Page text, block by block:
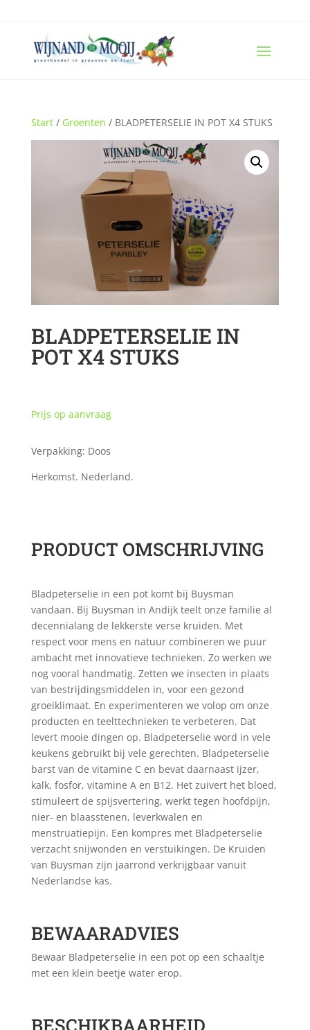
Start/ Groenten / BLADPETERSELIE IN POT X4 STUKS
BLADPETERSELIE IN
POT X4 STUKS
Prijs op aanvraag
Verpakking: Doos
Herkomst. Nederland.
PRODUCT OMSCHRIJVING
Bladpeterselie in een pot komt bij Buysman
vandaan. Bij Buysman in Andijk teelt onze familie al
decennialang de lekkerste verse kruiden. Met
respect voor mens en natuur combineren we puur
ambacht met innovatieve technieken. Zo werken we
nog vooral handmatig. Zetten we insecten in plaats
van bestrijdingsmiddelen in, voor een gezond
groeiklimaat. En experimenteren we volop om onze
producten en teelttechnieken te verbeteren. Dat
levert mooie dingen op. Bladpeterselie word in vele
keukens gebruikt bij vele gerechten. Bladpeterselie
barst van de vitamine C en bevat daarnaast ijzer,
kalk, fosfor, vitamine A en B12. Het zuivert het bloed,
stimuleert de spijsvertering, werkt tegen hoofdpijn,
nier- en blaasstenen, leverkwalen en
menstruatiepijn. Een kompres met Bladpeterselie
verzacht snijwonden en verstuikingen. De Kruiden
van Buysman zijn jaarrond verkrijgbaar vanuit
Nederlandse kas.
BEWAARADVIES
Bewaar Bladpeterselie in een pot op een schaaltje
met een klein beetje water erop.